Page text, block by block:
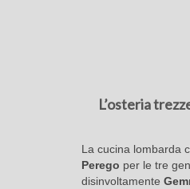
L’osteria
La cucina lombarda
Perego per le tre
disinvoltamente